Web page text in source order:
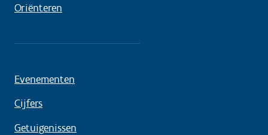
Oriënteren
Evenementen
Cijfers
Getuigenissen